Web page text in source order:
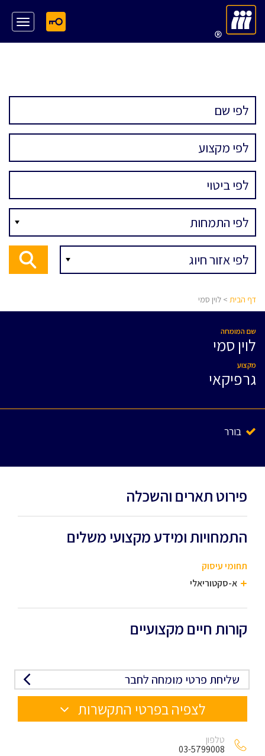
דף הבית > לוין סמי
שם המומחה
לוין סמי
מקצוע
גרפיקאי
בורר
פירוט תארים והשכלה
התמחויות ומידע מקצועי משלים
תחומי עיסוק
א-סקטוריאלי
קורות חיים מקצועיים
שליחת פרטי מומחה לחבר
לצפיה בפרטי התקשרות
טלפון
03-5799008